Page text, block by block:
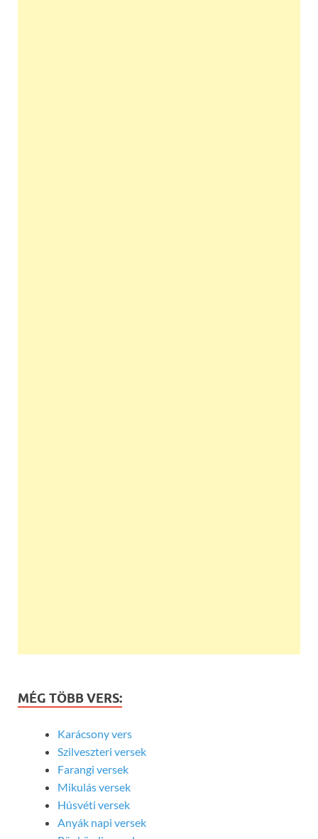
MÉG TÖBB VERS:
Karácsony vers
Szilveszteri versek
Farangi versek
Mikulás versek
Húsvéti versek
Anyák napi versek